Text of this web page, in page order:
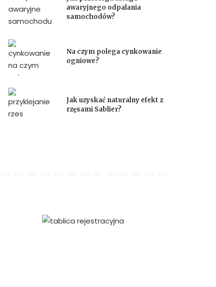
awaryjnego odpalania
samochodów?
Na czym polega cynkowanie
ogniowe?
Jak uzyskać naturalny efekt z
rzęsami Sablier?